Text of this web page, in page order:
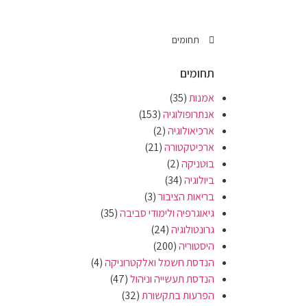
תחומים
תחומים
אמנות(35)
אנתרופולוגיה(153)
ארכיאולוגיה(2)
ארכיטקטורה(21)
בוטניקה(2)
ביולוגיה(34)
בריאות הציבור(3)
גיאוגרפיה ולימודי סביבה(35)
גרונטולוגיה(24)
היסטוריה(200)
הנדסת חשמל ואלקטרוניקה(4)
הנדסת תעשייה וניהול(47)
הפרעות בתקשורת(32)